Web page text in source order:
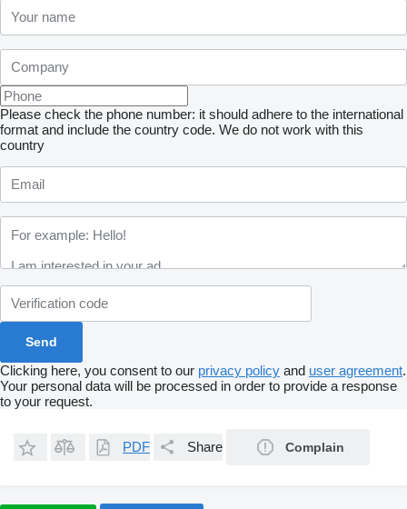
Please check the phone number: it should adhere to the international
format and include the country code. We do not work with this
country
Clicking here, you consent to our privacy policy and user agreement.
Your personal data will be processed in order to provide a response
to your request.
PDF Share Complain